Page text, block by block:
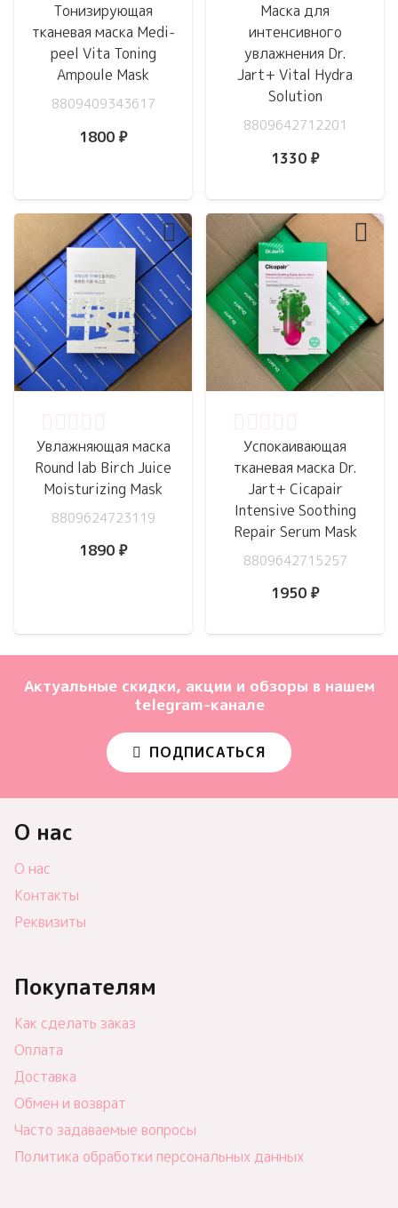
Тонизирующая
тканевая маска Medi-
peel Vita Toning
Ampoule Mask
8809409343617
1800 ₽
Маска для
интенсивного
увлажнения Dr.
Jart+ Vital Hydra
Solution
8809642712201
1330 ₽
Увлажняющая маска
Round lab Birch Juice
Moisturizing Mask
8809624723119
1890 ₽
Успокаивающая
тканевая маска Dr.
Jart+ Cicapair
Intensive Soothing
Repair Serum Mask
8809642715257
1950 ₽
Актуальные скидки, акции и обзоры в нашем
telegram-канале
ПОДПИСАТЬСЯ
О нас
О нас
Контакты
Реквизиты
Покупателям
Как сделать заказ
Оплата
Доставка
Обмен и возврат
Часто задаваемые вопросы
Политика обработки персональных данных